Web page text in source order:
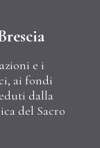
e i
ai fondi
dalla
del Sacro